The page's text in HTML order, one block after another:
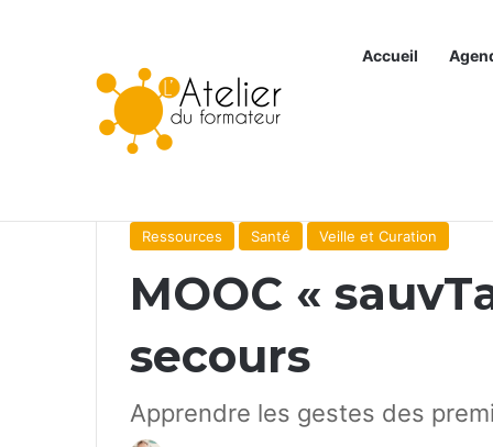
Accueil
Articles à la une
Ressources Santé Veille et Curation
MOOC «
secours
Apprendre les gestes des